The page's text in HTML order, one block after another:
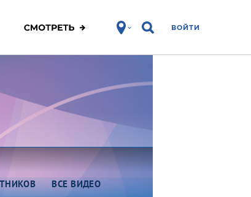
ВОЙТИ
ВСЕ ВИДЕО